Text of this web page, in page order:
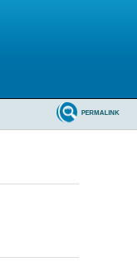
PERMALINK